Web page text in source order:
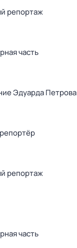
репортаж
часть
Эдуарда Петрова
репортаж
часть